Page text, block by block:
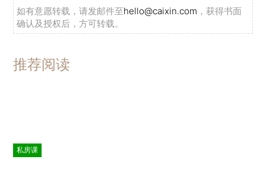
如有意愿转载，请发邮件至hello@caixin.com ，获得书面
确认及授权后，方可转载。
推荐阅读
私房课